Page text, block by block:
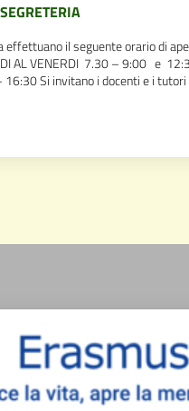
effettuano il seguente orario di
AL VENERDI 7.30 – 9:00 e
16:30 Si invitano i docenti e i